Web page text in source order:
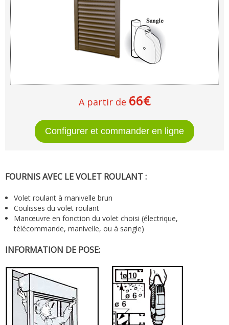
A partir de 66€
FOURNIS AVEC LE VOLET ROULANT :
Volet roulant à manivelle brun
Coulisses du volet roulant
Manœuvre en fonction du volet choisi (électrique,
télécommande, manivelle, ou à sangle)
INFORMATION DE POSE: